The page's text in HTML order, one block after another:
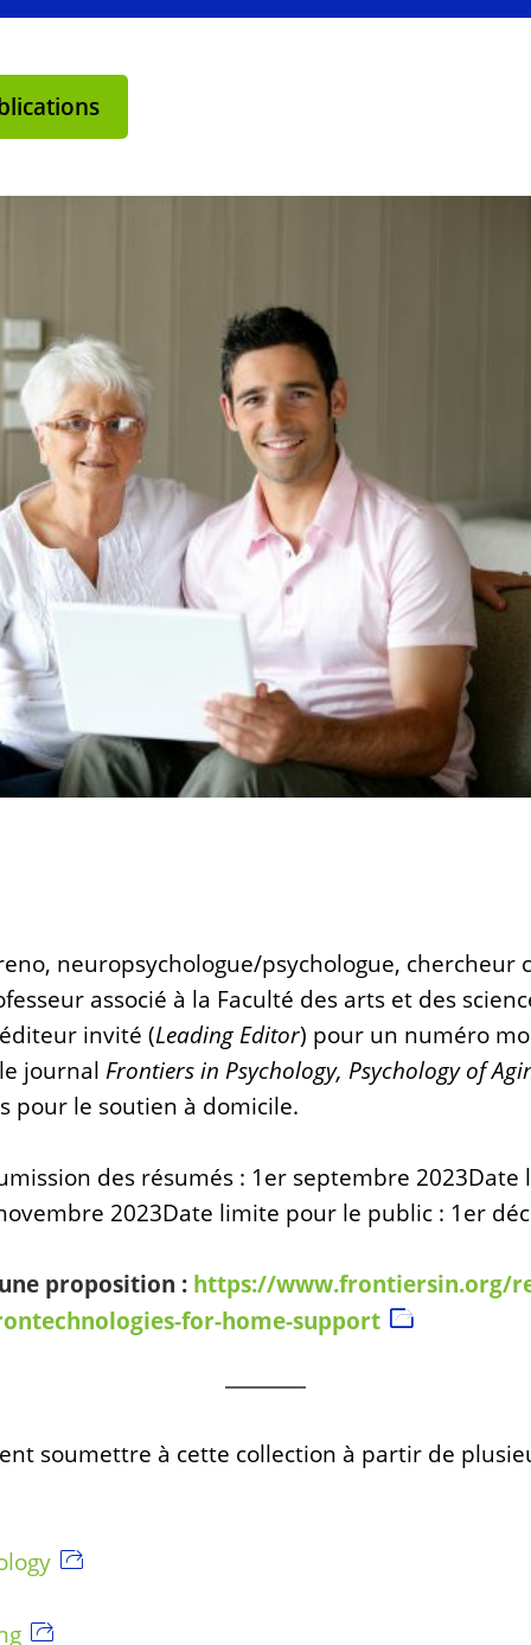
neuropsychologue/psychologue, chercheur
associé à la Faculté des arts et des
invité (Leading Editor) pour un numéro
journal Frontiers in Psychology, Psychology of
pour le soutien à domicile.
des résumés : 1er septembre 2023Date
2023Date limite pour le public : 1er
proposition : https://www.frontiersin.org/
for-home-support
soumettre à cette collection à partir de